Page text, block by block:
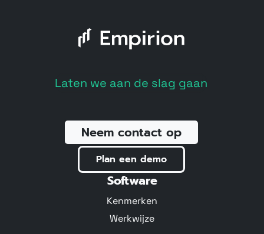
Laten we aan de slag gaan
Neem contact op
Plan een demo
Software
Kenmerken
Werkwijze